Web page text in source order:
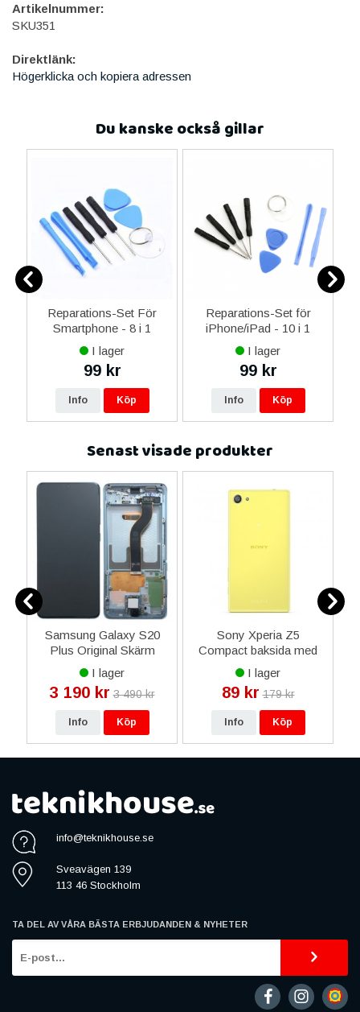
Artikelnummer:
SKU351
Direktlänk:
Högerklicka och kopiera adressen
Du kanske också gillar
Reparations-Set För
Smartphone - 8 i 1
I lager
99 kr
Info Köp
Reparations-Set för
iPhone/iPad - 10 i 1
I lager
99 kr
Info Köp
Senast visade produkter
Samsung Galaxy S20
Plus Original Skärm
Display Glas Dynamic
Amoled 2X - Blå Moln
I lager
3 190 kr 3 490 kr
Info Köp
Sony Xperia Z5
Compact baksida med
tejp - Gul
I lager
89 kr 179 kr
Info Köp
info@teknikhouse.se
Sveavägen 139
113 46 Stockholm
TA DEL AV VÅRA BÄSTA ERBJUDANDEN & NYHETER